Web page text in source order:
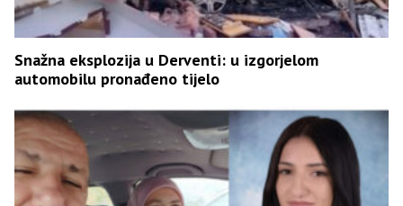
Snažna eksplozija u Derventi: u izgorjelom
automobilu pronađeno tijelo